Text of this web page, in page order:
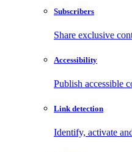
Subscribers
Share exclusive
Accessibility
Publish accessible
Link detection
Identify, activate